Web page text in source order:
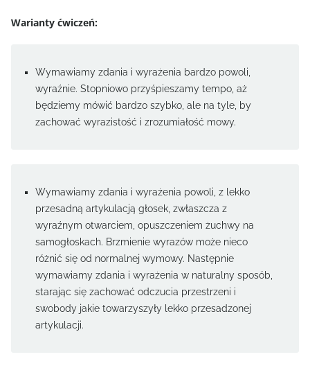
Warianty ćwiczeń:
Wymawiamy zdania i wyrażenia bardzo powoli,
wyraźnie. Stopniowo przyśpieszamy tempo, aż
będziemy mówić bardzo szybko, ale na tyle, by
zachować wyrazistość i zrozumiałość mowy.
Wymawiamy zdania i wyrażenia powoli, z lekko
przesadną artykulacją głosek, zwłaszcza z
wyraźnym otwarciem, opuszczeniem żuchwy na
samogłoskach. Brzmienie wyrazów może nieco
różnić się od normalnej wymowy. Następnie
wymawiamy zdania i wyrażenia w naturalny sposób,
starając się zachować odczucia przestrzeni i
swobody jakie towarzyszyły lekko przesadzonej
artykulacji.